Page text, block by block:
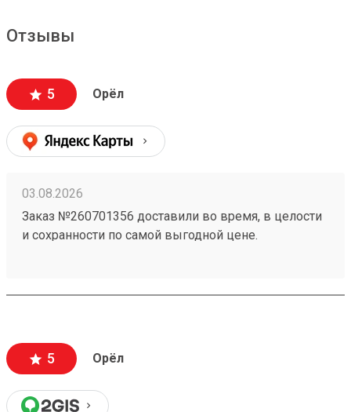
Отзывы
5 Орёл
03.08.2026
Заказ №260701356 доставили во время, в целости
и сохранности по самой выгодной цене.
5 Орёл